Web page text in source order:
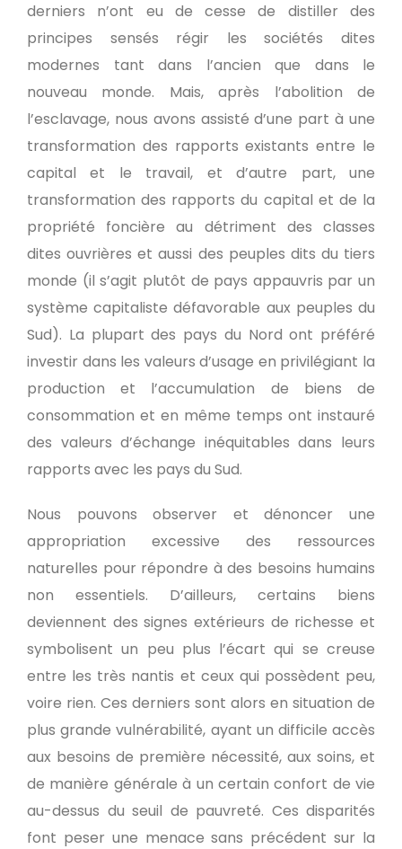
derniers n’ont eu de cesse de distiller des
principes sensés régir les sociétés dites
modernes tant dans l’ancien que dans le
nouveau monde. Mais, après l’abolition de
l’esclavage, nous avons assisté d’une part à une
transformation des rapports existants entre le
capital et le travail, et d’autre part, une
transformation des rapports du capital et de la
propriété foncière au détriment des classes
dites ouvrières et aussi des peuples dits du tiers
monde (il s’agit plutôt de pays appauvris par un
système capitaliste défavorable aux peuples du
Sud). La plupart des pays du Nord ont préféré
investir dans les valeurs d’usage en privilégiant la
production et l’accumulation de biens de
consommation et en même temps ont instauré
des valeurs d’échange inéquitables dans leurs
rapports avec les pays du Sud.
Nous pouvons observer et dénoncer une
appropriation excessive des ressources
naturelles pour répondre à des besoins humains
non essentiels. D’ailleurs, certains biens
deviennent des signes extérieurs de richesse et
symbolisent un peu plus l’écart qui se creuse
entre les très nantis et ceux qui possèdent peu,
voire rien. Ces derniers sont alors en situation de
plus grande vulnérabilité, ayant un difficile accès
aux besoins de première nécessité, aux soins, et
de manière générale à un certain confort de vie
au-dessus du seuil de pauvreté. Ces disparités
font peser une menace sans précédent sur la